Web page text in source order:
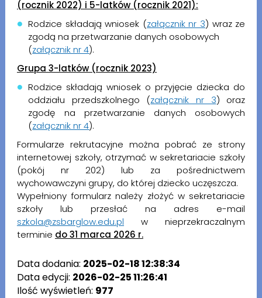
(rocznik 2022) i 5-latków (rocznik 2021):
Rodzice składają wniosek (załącznik nr 3) wraz ze
zgodą na przetwarzanie danych osobowych
(załącznik nr 4).
Grupa 3-latków (rocznik 2023)
Rodzice składają wniosek o przyjęcie dziecka do
oddziału przedszkolnego (załącznik nr 3) oraz
zgodę na przetwarzanie danych osobowych
(załącznik nr 4).
Formularze rekrutacyjne można pobrać ze strony
internetowej szkoły, otrzymać w sekretariacie szkoły
(pokój nr 202) lub za pośrednictwem
wychowawczyni grupy, do której dziecko uczęszcza.
Wypełniony formularz należy złożyć w sekretariacie
szkoły lub przesłać na adres e-mail
szkola@zsbarglow.edu.pl w nieprzekraczalnym
terminie do 31 marca 2026 r.
Data dodania: 2025-02-18 12:38:34
Data edycji: 2026-02-25 11:26:41
Ilość wyświetleń: 977